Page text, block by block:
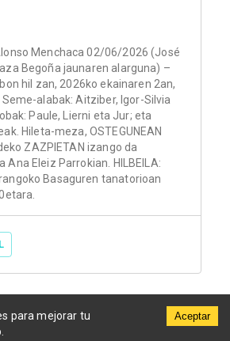
Menchaca 02/06/2026 (José
Begoña jaunaren alarguna) –
hil zan, 2026ko ekainaren 2an,
alabak: Aitziber, Igor-Silvia
Paule, Lierni eta Jur; eta
Hileta-meza, OSTEGUNEAN
ZAZPIETAN izango da
Ana Eleiz Parrokian. HILBEILA:
Basaguren tanatorioan
para mejorar tu
Aceptar